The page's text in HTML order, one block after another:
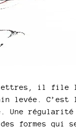
lettres, il file
levée.
Une
formes qui